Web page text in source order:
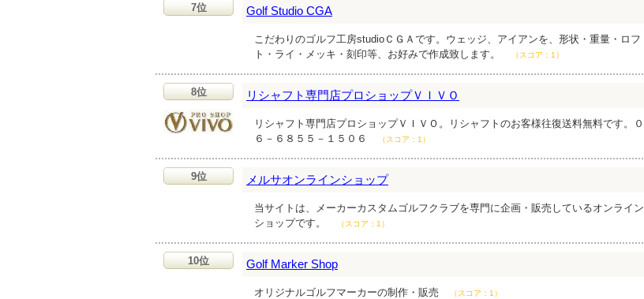
7位 Golf Studio CGA
こだわりのゴルフ工房studioＣＧＡです。ウェッジ、アイアンを、形状・重量・ロフ
ト・ライ・メッキ・刻印等、お好みで作成致します。
（スコア：1）
8位 リシャフト専門店プロショップＶＩＶＯ
リシャフト専門店プロショップＶＩＶＯ。リシャフトのお客様往復送料無料です。０
６－６８５５－１５０６
（スコア：1）
9位 メルサオンラインショップ
当サイトは、メーカーカスタムゴルフクラブを専門に企画・販売しているオンライン
ショップです。
（スコア：1）
10位 Golf Marker Shop
オリジナルゴルフマーカーの制作・販売 （スコア：1）